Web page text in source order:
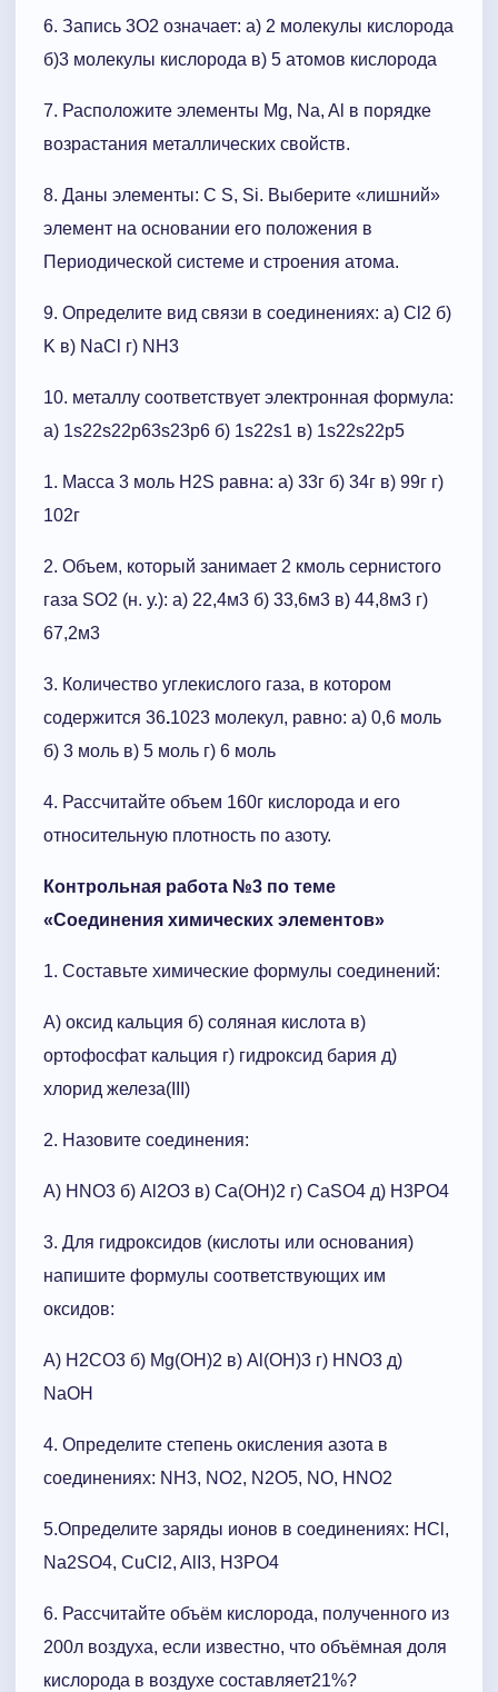
6. Запись 3О2 означает: а) 2 молекулы кислорода
б)3 молекулы кислорода в) 5 атомов кислорода
7. Расположите элементы Mg, Na, Al в порядке
возрастания металлических свойств.
8. Даны элементы: C S, Si. Выберите «лишний»
элемент на основании его положения в
Периодической системе и строения атома.
9. Определите вид связи в соединениях: а) Cl2 б)
K в) NaCl г) NH3
10. металлу соответствует электронная формула:
а) 1s22s22p63s23p6 б) 1s22s1 в) 1s22s22p5
1. Масса 3 моль H2S равна: а) 33г б) 34г в) 99г г)
102г
2. Объем, который занимает 2 кмоль сернистого
газа SO2 (н. у.): а) 22,4м3 б) 33,6м3 в) 44,8м3 г)
67,2м3
3. Количество углекислого газа, в котором
содержится 36.1023 молекул, равно: а) 0,6 моль
б) 3 моль в) 5 моль г) 6 моль
4. Рассчитайте объем 160г кислорода и его
относительную плотность по азоту.
Контрольная работа №3 по теме
«Соединения химических элементов»
1. Составьте химические формулы соединений:
А) оксид кальция б) соляная кислота в)
ортофосфат кальция г) гидроксид бария д)
хлорид железа(III)
2. Назовите соединения:
А) HNO3 б) Al2O3 в) Ca(ОН)2 г) СаSO4 д) Н3РО4
3. Для гидроксидов (кислоты или основания)
напишите формулы соответствующих им
оксидов:
А) Н2СО3 б) Мg(ОН)2 в) Аl(ОН)3 г) НNО3 д)
NaОН
4. Определите степень окисления азота в
соединениях: NH3, NO2, N2O5, NO, HNO2
5.Определите заряды ионов в соединениях: НСl,
Na2SO4, CuCl2, AlI3, H3PO4
6. Рассчитайте объём кислорода, полученного из
200л воздуха, если известно, что объёмная доля
кислорода в воздухе составляет21%?